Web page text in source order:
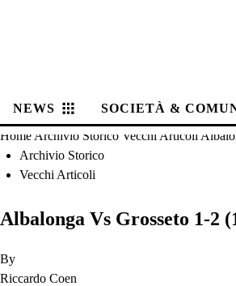
NEWS SOCIETÀ &
Home Archivio Storico Vecchi Articoli
Archivio Storico
Vecchi Articoli
Albalonga Vs Grosseto 1-2
By
Riccardo Coen